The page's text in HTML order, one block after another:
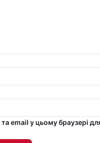
email у цьому браузері